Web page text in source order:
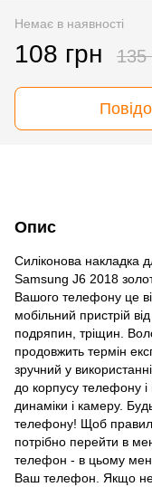
Немає в наявності
108 грн 135
Опис
Силіконова накладка
Samsung J6 2018
Вашого телефону це
мобільний пристрій
подряпин, тріщин.
продовжить термін
зручний у
до корпусу телефону і
динаміки і камеру.
телефону! Щоб
потрібно перейти в
телефон - в цьому
Ваш телефон. Якщо не